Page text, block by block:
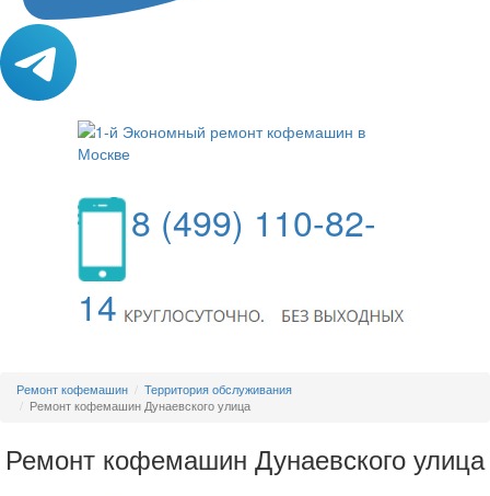
8 (499) 110-82-
14
Ремонт кофемашин
Территория обслуживания
Ремонт кофемашин Дунаевского улица
Ремонт кофемашин Дунаевского улица